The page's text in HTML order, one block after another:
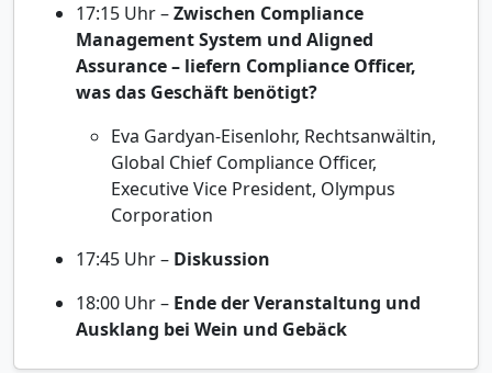
17:15 Uhr –Zwischen Compliance
Management System und Aligned
Assurance – liefern Compliance Officer,
was das Geschäft benötigt?
Eva Gardyan-Eisenlohr, Rechtsanwältin,
Global Chief Compliance Officer,
Executive Vice President, Olympus
Corporation
17:45 Uhr – Diskussion
18:00 Uhr – Ende der Veranstaltung und
Ausklang bei Wein und Gebäck